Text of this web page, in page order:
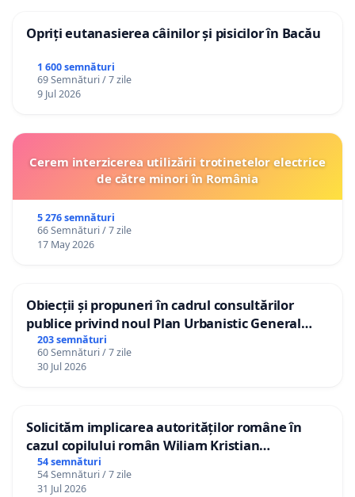
Opriți eutanasierea câinilor și pisicilor în Bacău
1 600 semnături
69 Semnături / 7 zile
9 Jul 2026
Cerem interzicerea utilizării trotinetelor electrice
de către minori în România
5 276 semnături
66 Semnături / 7 zile
17 May 2026
Obiecții și propuneri în cadrul consultărilor
publice privind noul Plan Urbanistic General
(PUG) Ialoveni
203 semnături
60 Semnături / 7 zile
30 Jul 2026
Solicităm implicarea autorităților române în
cazul copilului român Wiliam Kristian
Gheorghe, aflat în plasament în Danemarca de
12 ani
54 semnături
54 Semnături / 7 zile
31 Jul 2026